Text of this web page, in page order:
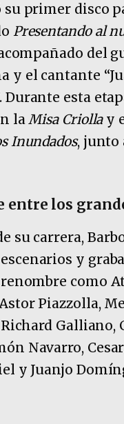
su primer disco
Presentando al
del
y el cantante
Durante esta
laMisa Criollay
Inundados, junto
entre los
su carrera,
y
como
Piazzolla,
Richard Galliano,
Navarro,
y Juanjo